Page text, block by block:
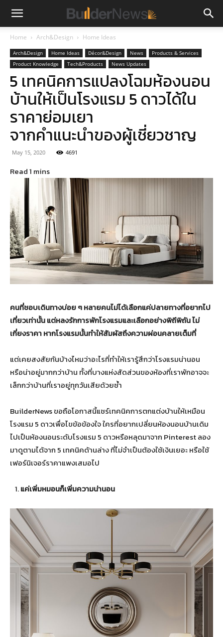
Home Arch&Design Home Ideas
Arch&Design Home Ideas Décor&Design News
Products & Services
Product Knowledge
Tech&Products News Updates
5 เทคนิคการแปลงโฉมห้องนอน
บ้านให้เป็นโรงแรม 5 ดาวได้ใน
ราคาย่อมเยา
จากคำแนะนำของผู้เชี่ยวชาญ
May 15, 2020 4691
คนที่ชอบเดินทางบ่อย ๆ หลายคนไม่ได้เลือกแค่ปลายทางที่อยากไป
เที่ยวเท่านั้น แต่หลงรักการพักโรงแรมและเลือกอย่างพิถีพิถัน ไม่
เกี่ยงราคา หากโรงแรมนั้นทำให้สัมผัสถึงความผ่อนคลายเต็มที่
แต่เคยสงสัยกันบ้างไหมว่าอะไรที่ทำให้เรารู้สึกว่าโรงแรมน่านอน
หรือน่าอยู่มากกว่าบ้าน ทั้งที่บางแห่งสัดส่วนของห้องที่เราพักอาจจะ
เล็กกว่าบ้านที่เราอยู่ทุกวันเสียด้วยซ้ำ
BuilderNews ขอถือโอกาสนี้แชร์เทคนิคการตกแต่งบ้านให้เหมือน
โรงแรม 5 ดาวเพื่อไขข้อข้องใจ ใครที่อยากเปลี่ยนห้องนอนบ้านเดิม
ไปเป็นห้องนอนระดับโรงแรม 5 ดาวหรือหลุดมาจาก Pinterest ลอง
มาดูตามได้จาก 5 เทคนิคด้านล่าง ที่ไม่จำเป็นต้องใช้เงินเยอะ หรือใช้
เฟอร์นิเจอร์ราคาแพงเสมอไป
แค่เพิ่มหมอนก็เพิ่มความน่านอน